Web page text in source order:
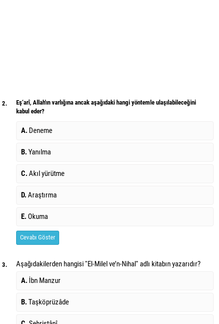
2.
Eş‘arî, Allah'ın varlığına ancak aşağıdaki hangi yöntemle ulaşılabileceğini
kabul eder?
A. Deneme
B.Yanılma
C.Akıl yürütme
D.Araştırma
E. Okuma
Cevabı Göster
3.
Aşağıdakilerden hangisi ''El-Milel ve’n-Nihal'' adlı kitabın yazarıdır?
A. İbn Manzur
B.Taşköprüzâde